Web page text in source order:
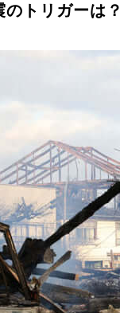
のトリガーは？